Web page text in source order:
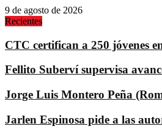
9 de agosto de 2026
Recientes
CTC certifican a 250 jóvenes
Fellito Suberví supervisa
Jorge Luis Montero Peña
Jarlen Espinosa pide a las